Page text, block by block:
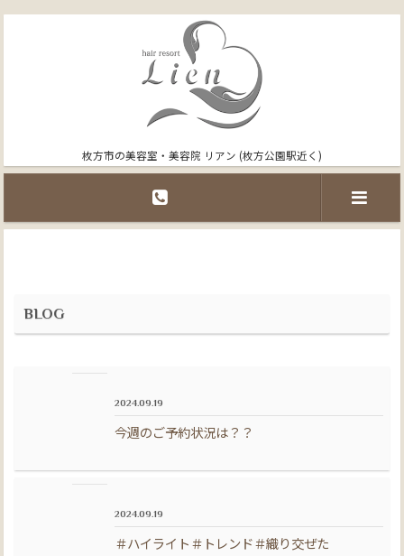
枚方市の美容室・美容院 リアン (枚方公園駅近く)
BLOG
2024.09.19
今週のご予約状況は？？
2024.09.19
＃ハイライト＃トレンド＃織り交ぜた